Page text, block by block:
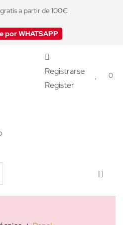
a partir de 100€
por WHATSAPP
Registrarse
Register
0